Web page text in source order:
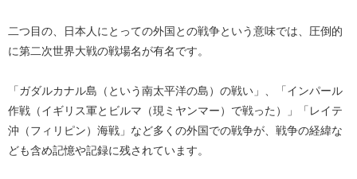
二つ目の、日本人にとっての外国との戦争という意味では、圧倒的
に第二次世界大戦の戦場名が有名です。
「ガダルカナル島（という南太平洋の島）の戦い」、「インパール
作戦（イギリス軍とビルマ（現ミヤンマー）で戦った）」「レイテ
沖（フィリピン）海戦」など多くの外国での戦争が、戦争の経緯な
ども含め記憶や記録に残されています。